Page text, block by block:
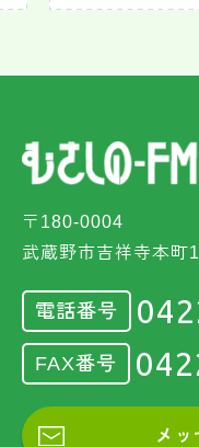
〒180-0004
武蔵野市吉祥寺本町
電話番号
FAX番号
メッ